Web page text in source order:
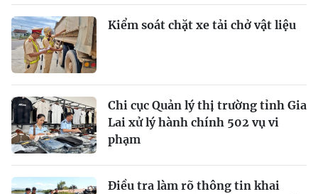
Kiểm soát chặt xe tải chở vật liệu
Chi cục Quản lý thị trường tỉnh Gia
Lai xử lý hành chính 502 vụ vi
phạm
Điều tra làm rõ thông tin khai